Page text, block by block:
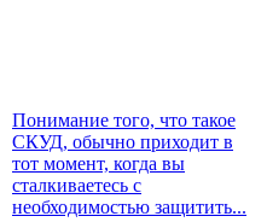
Понимание того, что такое
СКУД, обычно приходит в
тот момент, когда вы
сталкиваетесь с
необходимостью защитить...